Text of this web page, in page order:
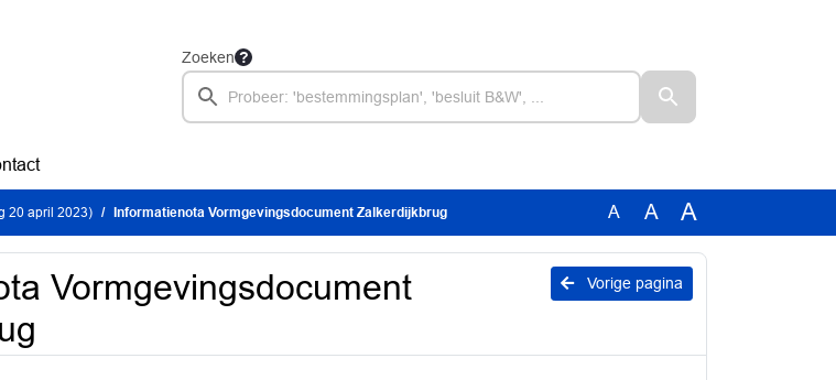
Zoeken
20 april 2023) Informatienota Vormgevingsdocument Zalkerdijkbrug A A A
Vorige pagina
Vormgevingsdocument